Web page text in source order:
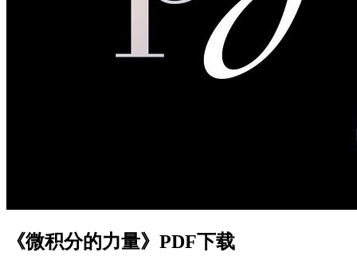
《微积分的力量》PDF下载